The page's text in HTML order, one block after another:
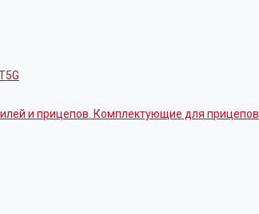
и прицепов. Комплектующие для прицепов